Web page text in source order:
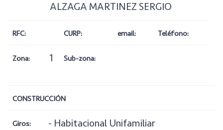
ALZAGA MARTINEZ SERGIO
RFC: CURP: email: Teléfono:
Zona: 1 Sub-zona:
CONSTRUCCIÓN
Giros: - Habitacional Unifamiliar